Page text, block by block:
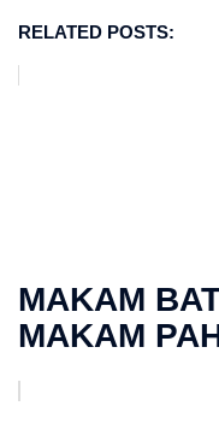
RELATED POSTS:
MAKAM
MAKAM